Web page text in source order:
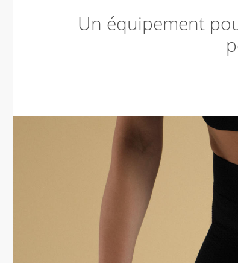
Un équipement